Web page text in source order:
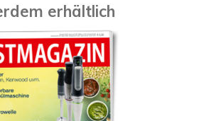
erhältlich